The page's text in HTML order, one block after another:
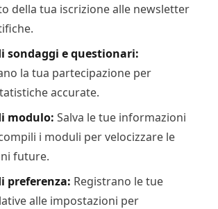
della tua iscrizione alle newsletter
sondaggi e questionari:
la tua partecipazione per
accurate.
modulo: Salva le tue informazioni
i moduli per velocizzare le
future.
preferenza: Registrano le tue
alle impostazioni per